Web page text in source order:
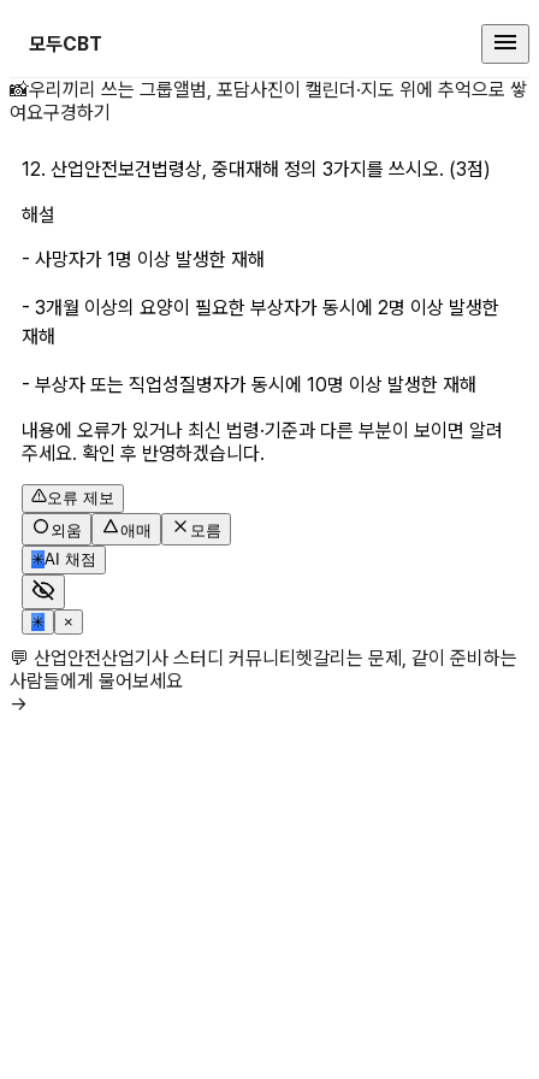
모두CBT
12. 산업안전보건법령 상세 페이지
📸우리끼리 쓰는 그룹앨범, 포담사진이 캘린더·지도 위에 추억으로 쌓
여요구경하기
12. 산업안전보건법령상, 중대재해 정의 3가지를 쓰시오. (3점)
해설
- 사망자가 1명 이상 발생한 재해
- 3개월 이상의 요양이 필요한 부상자가 동시에 2명 이상 발생한
재해
- 부상자 또는 직업성질병자가 동시에 10명 이상 발생한 재해
내용에 오류가 있거나 최신 법령·기준과 다른 부분이 보이면 알려
주세요. 확인 후 반영하겠습니다.
오류 제보
외움
애매
모름
✳AI 채점
✳ ×
💬 산업안전산업기사 스터디 커뮤니티헷갈리는 문제, 같이 준비하는
사람들에게 물어보세요
→